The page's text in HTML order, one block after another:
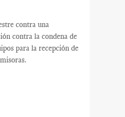
contra una
contra la condena de
para la recepción de
.